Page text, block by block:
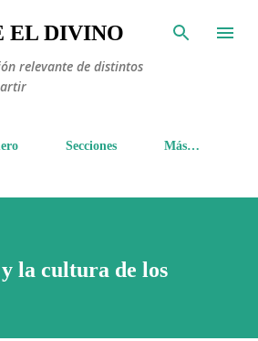
al contenido principal
EL DIVINO
relevante de distintos
Secciones Más…
la cultura de los